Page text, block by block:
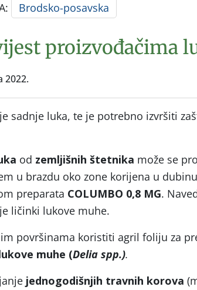
Brodsko-posavska
proizvođačima
2022.
sadnje luka, te je potrebno izvršiti
od zemljišnih štetnika može se
u brazdu oko zone korijena u
preparata COLUMBO 0,8 MG.
ličinki lukove muhe.
površinama koristiti agril foliju za
muhe (Delia spp.).
jednogodišnjih travnih korova